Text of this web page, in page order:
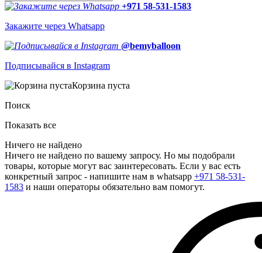
+971 58-531-1583
Закажите через Whatsapp
@bemyballoon
Подписывайся в Instagram
Корзина пуста
Поиск
Показать все
Ничего не найдено
Ничего не найдено по вашему запросу. Но мы подобрали
товары, которые могут вас заинтересовать. Если у вас есть
конкретный запрос - напишите нам в whatsapp +971 58-531-
1583 и наши операторы обязательно вам помогут.